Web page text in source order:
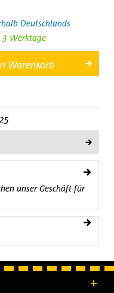
Deutschlands
Werktage
Warenkorb
unser Geschäft für